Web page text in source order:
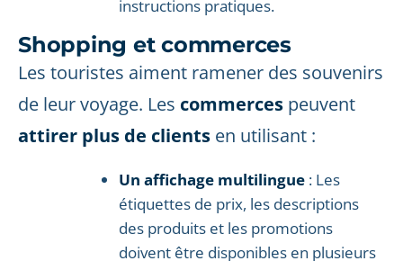
instructions pratiques.
Shopping et commerces
Les touristes aiment ramener des souvenirs
de leur voyage. Les commerces peuvent
attirer plus de clients en utilisant :
Un affichage multilingue : Les
étiquettes de prix, les descriptions
des produits et les promotions
doivent être disponibles en plusieurs